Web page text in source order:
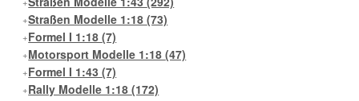
Straßen Modelle 1:18(73)
Formel I 1:18(7)
Motorsport Modelle 1:18(47)
Formel I 1:43(7)
Rally Modelle 1:18(172)